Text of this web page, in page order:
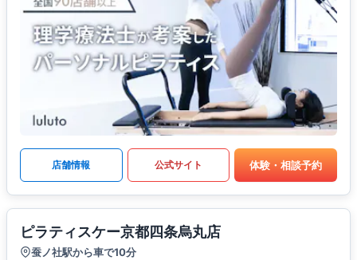
店舗情報 公式サイト 体験・相談予約
ピラティスケー京都四条烏丸店
蚕ノ社駅から車で10分